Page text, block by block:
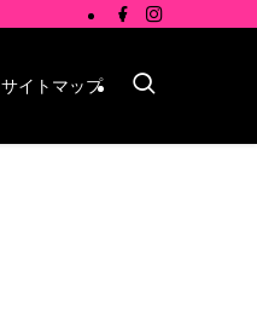
サイトマップ